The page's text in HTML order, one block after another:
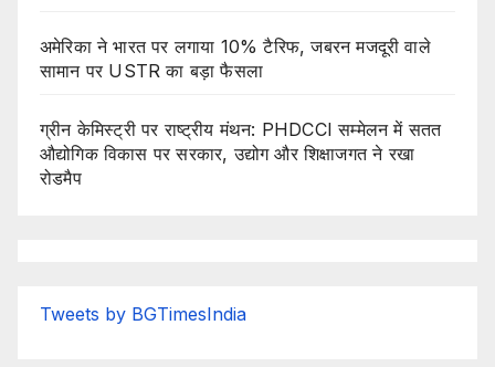
अमेरिका ने भारत पर लगाया 10% टैरिफ, जबरन मजदूरी वाले
सामान पर USTR का बड़ा फैसला
ग्रीन केमिस्ट्री पर राष्ट्रीय मंथन: PHDCCI सम्मेलन में सतत
औद्योगिक विकास पर सरकार, उद्योग और शिक्षाजगत ने रखा
रोडमैप
Tweets by BGTimesIndia